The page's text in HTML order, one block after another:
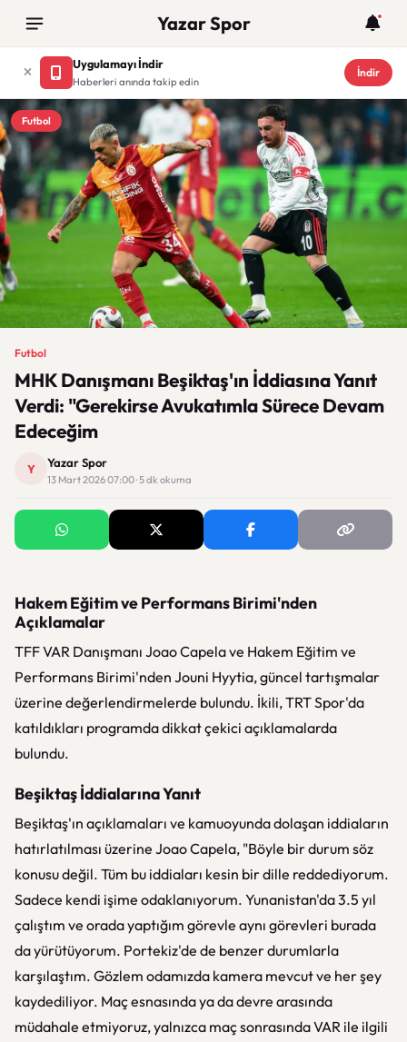
Yazar Spor
Uygulamayı İndir
Haberleri anında takip edin
İndir
Futbol
Futbol
MHK Danışmanı Beşiktaş'ın İddiasına Yanıt
Verdi: "Gerekirse Avukatımla Sürece Devam
Edeceğim
Y Yazar Spor
13 Mart 2026 07:00 · 5 dk okuma
Hakem Eğitim ve Performans Birimi'nden
Açıklamalar
TFF VAR Danışmanı Joao Capela ve Hakem Eğitim ve
Performans Birimi'nden Jouni Hyytia, güncel tartışmalar
üzerine değerlendirmelerde bulundu. İkili, TRT Spor'da
katıldıkları programda dikkat çekici açıklamalarda
bulundu.
Beşiktaş İddialarına Yanıt
Beşiktaş'ın açıklamaları ve kamuoyunda dolaşan iddiaların
hatırlatılması üzerine Joao Capela, "Böyle bir durum söz
konusu değil. Tüm bu iddiaları kesin bir dille reddediyorum.
Sadece kendi işime odaklanıyorum. Yunanistan'da 3.5 yıl
çalıştım ve orada yaptığım görevle aynı görevleri burada
da yürütüyorum. Portekiz'de de benzer durumlarla
karşılaştım. Gözlem odamızda kamera mevcut ve her şey
kaydediliyor. Maç esnasında ya da devre arasında
müdahale etmiyoruz, yalnızca maç sonrasında VAR ile ilgili